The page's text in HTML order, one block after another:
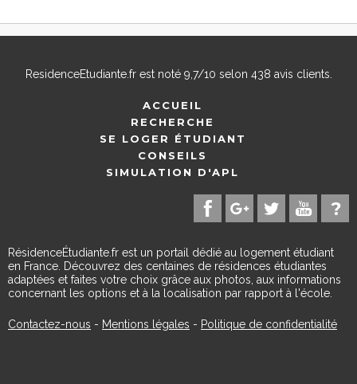
ResidenceEtudiante.frest noté 9,7/10 selon 438 avis clients.
ACCUEIL
RECHERCHE
SE LOGER ÉTUDIANT
CONSEILS
SIMULATION D'APL
RésidenceÉtudiante.fr est un portail dédié au logement étudiant
en France. Découvrez des centaines de résidences étudiantes
adaptées et faites votre choix grâce aux photos, aux informations
concernant les options et à la localisation par rapport à l'école.
Contactez-nous - Mentions légales - Politique de confidentialité